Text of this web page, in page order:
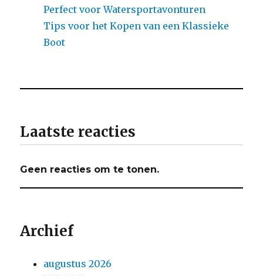
Perfect voor Watersportavonturen
Tips voor het Kopen van een Klassieke
Boot
Laatste reacties
Geen reacties om te tonen.
Archief
augustus 2026